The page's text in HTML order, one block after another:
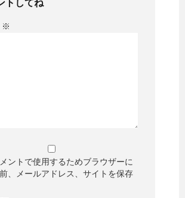
トしてね
※
ントで使用するためブラウザーに
、メールアドレス、サイトを保存